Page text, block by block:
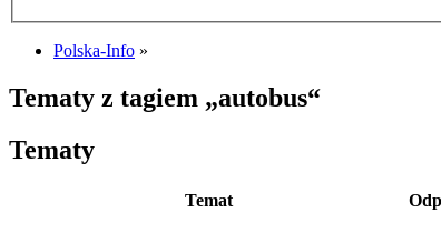
Polska-Info »
Tematy z tagiem „autobus“
Tematy
Temat